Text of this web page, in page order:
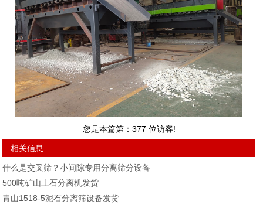
您是本篇第： 377 位访客!
相关信息
什么是交叉筛？小间隙专用分离筛分设备
500吨矿山土石分离机发货
青山1518-5泥石分离筛设备发货